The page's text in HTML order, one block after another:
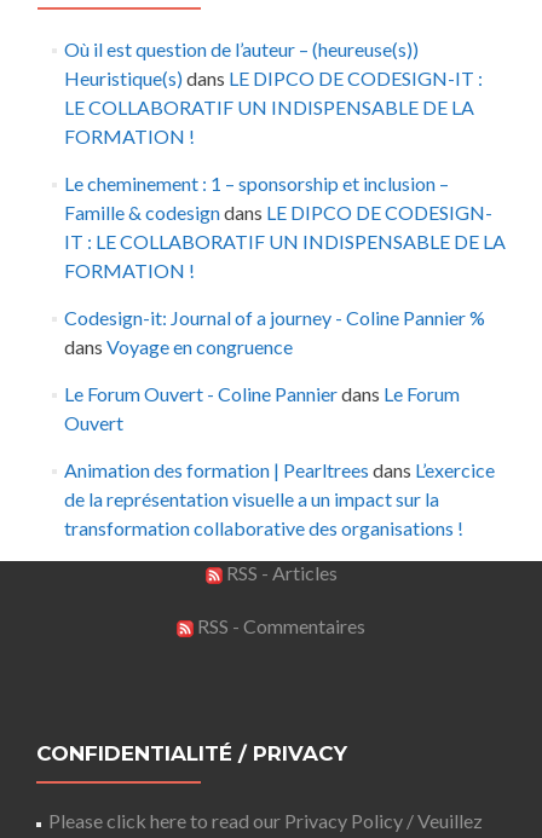
Où il est question de l’auteur – (heureuse(s))
Heuristique(s)dans LE DIPCO DE CODESIGN-IT :
LE COLLABORATIF UN INDISPENSABLE DE LA
FORMATION !
Le cheminement : 1 – sponsorship et inclusion –
Famille & codesigndans LE DIPCO DE CODESIGN-
IT : LE COLLABORATIF UN INDISPENSABLE DE LA
FORMATION !
Codesign-it: Journal of a journey - Coline Pannier %
dans Voyage en congruence
Le Forum Ouvert - Coline Pannierdans Le Forum
Ouvert
Animation des formation | Pearltrees dans L’exercice
de la représentation visuelle a un impact sur la
transformation collaborative des organisations !
RSS - Articles
RSS - Commentaires
CONFIDENTIALITÉ / PRIVACY
Please click here to read our Privacy Policy / Veuillez